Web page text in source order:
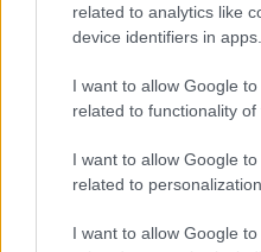
related to analytics like
device identifiers in apps.
I want to allow Google
related to functionality of
I want to allow Google
related to personalization.
I want to allow Google
Váratlan fennakadás borította
vasútvonal közlekedését
A polgármester a szolnoki
elbocsátott dolgozón segítene
Csődbe ment a tószegi Accell
kerékpárgyártás meghatározó
Egyszer fent, egyszer lent,